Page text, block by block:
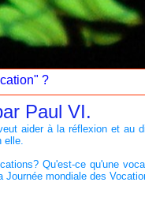
?
Paul VI.
aider à la réflexion et au
elle.
Qu'est-ce qu'une
mondiale des